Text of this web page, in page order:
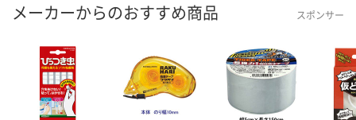
メーカーからのおすすめ商品 スポンサー